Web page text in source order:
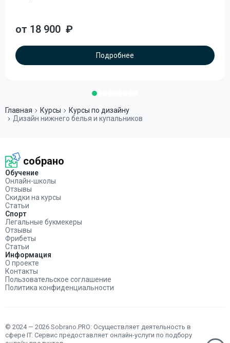
от 18 900 ₽
Подробнее
Главная Курсы
Курсы по дизайну
Дизайн нижнего белья и купальников
собрано
Обучение
Онлайн-школы
Отзывы
Скидки на курсы
Статьи
Спорт
Легальные букмекеры
Отзывы
Фрибеты
Статьи
Информация
О проекте
Контакты
Пользовательское соглашение
Политика конфиденциальности
© 2024 — 2026 Sobrano.PRO: Осуществляет деятельность в
сфере IT. Сервис предоставляет онлайн-услуги по подбору